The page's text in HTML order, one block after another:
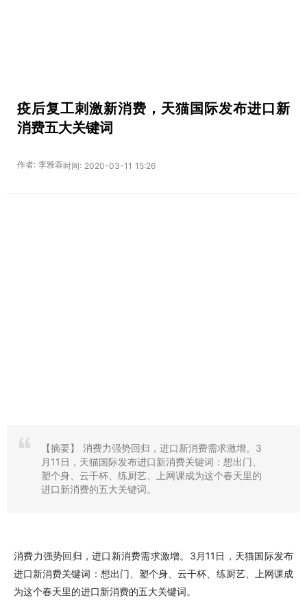
疫后复工刺激新消费，天猫国际发布进口新
消费五大关键词
作者: 李雅蓉时间: 2020-03-11 15:26
【摘要】
消费力强势回归，进口新消费需求激增。3
月11日，天猫国际发布进口新消费关键词：想出门、
塑个身、云干杯、练厨艺、上网课成为这个春天里的
进口新消费的五大关键词。
消费力强势回归，进口新消费需求激增。3月11日，天猫国际发布
进口新消费关键词：想出门、塑个身、云干杯、练厨艺、上网课成
为这个春天里的进口新消费的五大关键词。